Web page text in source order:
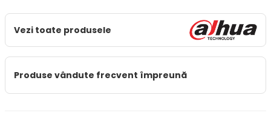
Vezi toate produsele
Produse vândute frecvent împreună